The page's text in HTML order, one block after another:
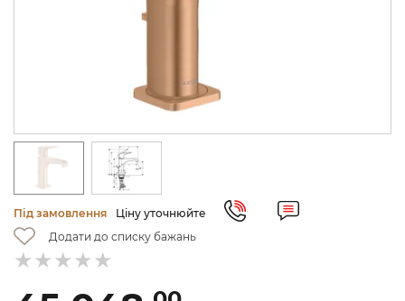
Під замовлення
Ціну уточнюйте
Додати до списку бажань